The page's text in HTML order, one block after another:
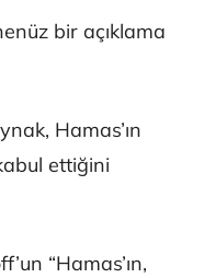
bir açıklama
Hamas’ın
ettiğini
“Hamas’ın,